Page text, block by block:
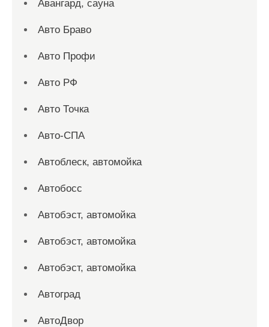
Авангард, сауна
Авто Браво
Авто Профи
Авто РФ
Авто Точка
Авто-СПА
Автоблеск, автомойка
Автобосс
Автобэст, автомойка
Автобэст, автомойка
Автобэст, автомойка
Автоград
АвтоДвор